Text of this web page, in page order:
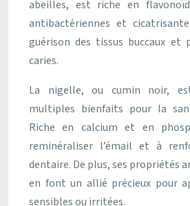
abeilles, est riche en
antibactériennes et
guérison des tissus buccaux et
caries.
La nigelle, ou cumin noir,
multiples bienfaits pour la
Riche en calcium et en
reminéraliser l’émail et à
dentaire. De plus, ses propriétés
en font un allié précieux pour
sensibles ou irritées.